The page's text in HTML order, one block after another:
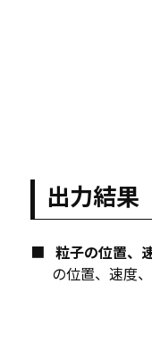
出力結果
粒子の位置、
の位置、速度